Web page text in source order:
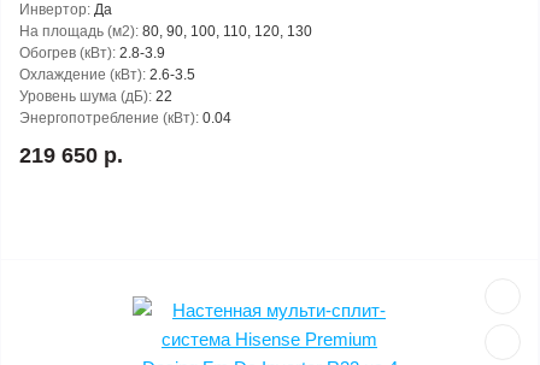
Инвертор: Да
На площадь (м2): 80, 90, 100, 110, 120, 130
Обогрев (кВт): 2.8-3.9
Охлаждение (кВт): 2.6-3.5
Уровень шума (дБ): 22
Энергопотребление (кВт): 0.04
219 650 р.